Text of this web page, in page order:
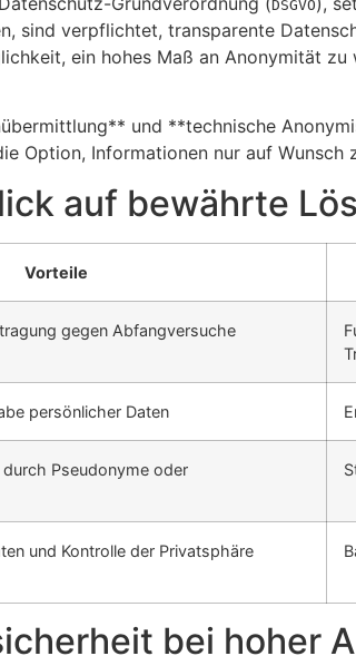
DSGVO
sind verpflichtet, transparente
ein hohes Maß an Anonymität
und **technische
Option, Informationen nur auf Wunsch
auf bewährte
Vorteile
gegen Abfangversuche
persönlicher Daten
Pseudonyme oder
und Kontrolle der Privatsphäre
bei hoher